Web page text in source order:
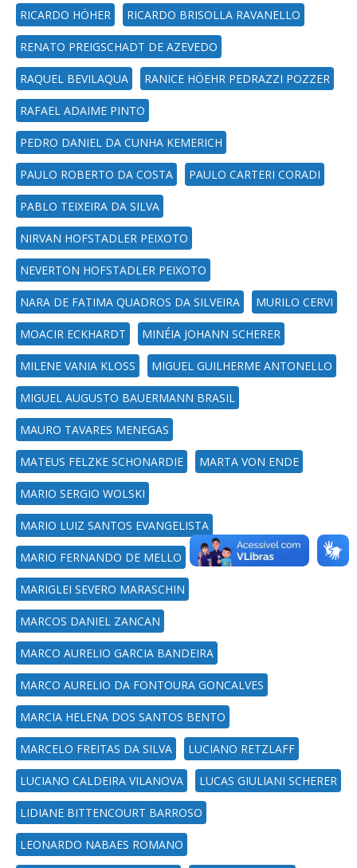
RICARDO HÖHER RICARDO BRISOLLA RAVANELLO
RENATO PREIGSCHADT DE AZEVEDO
RAQUEL BEVILAQUA RANICE HÖEHR PEDRAZZI POZZER
RAFAEL ADAIME PINTO
PEDRO DANIEL DA CUNHA KEMERICH
PAULO ROBERTO DA COSTA PAULO CARTERI CORADI
PABLO TEIXEIRA DA SILVA
NIRVAN HOFSTADLER PEIXOTO
NEVERTON HOFSTADLER PEIXOTO
NARA DE FATIMA QUADROS DA SILVEIRA MURILO CERVI
MOACIR ECKHARDT MINÉIA JOHANN SCHERER
MILENE VANIA KLOSS MIGUEL GUILHERME ANTONELLO
MIGUEL AUGUSTO BAUERMANN BRASIL
MAURO TAVARES MENEGAS
MATEUS FELZKE SCHONARDIE MARTA VON ENDE
MARIO SERGIO WOLSKI
MARIO LUIZ SANTOS EVANGELISTA
MARIO FERNANDO DE MELLO
MARIGLEI SEVERO MARASCHIN
MARCOS DANIEL ZANCAN
MARCO AURELIO GARCIA BANDEIRA
MARCO AURELIO DA FONTOURA GONCALVES
MARCIA HELENA DOS SANTOS BENTO
MARCELO FREITAS DA SILVA LUCIANO RETZLAFF
LUCIANO CALDEIRA VILANOVA LUCAS GIULIANI SCHERER
LIDIANE BITTENCOURT BARROSO
LEONARDO NABAES ROMANO